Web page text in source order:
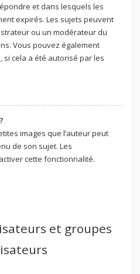
et dans lesquels les
expirés. Les sujets peuvent
ou un modérateur du
Vous pouvez également
cela a été autorisé par les
images que l’auteur peut
de son sujet. Les
cette fonctionnalité.
et groupes